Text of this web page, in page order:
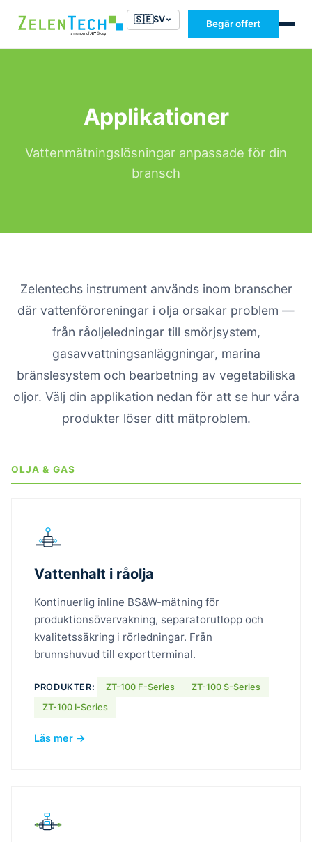
🇸🇪SV Begär offert
Applikationer
Vattenmätningslösningar anpassade för din
bransch
Zelentechs instrument används inom branscher
där vattenföroreningar i olja orsakar problem —
från råoljeledningar till smörjsystem,
gasavvattningsanläggningar, marina
bränslesystem och bearbetning av vegetabiliska
oljor. Välj din applikation nedan för att se hur våra
produkter löser ditt mätproblem.
OLJA & GAS
Vattenhalt i råolja
Kontinuerlig inline BS&W-mätning för
produktionsövervakning, separatorutlopp och
kvalitetssäkring i rörledningar. Från
brunnshuvud till exportterminal.
PRODUKTER: ZT-100 F-Series
ZT-100 S-Series
ZT-100 I-Series
Läs mer →